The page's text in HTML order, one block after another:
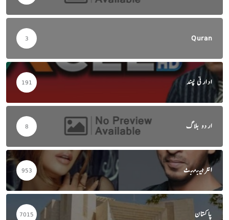
Quran
3
ادارتی پسند 191
اردو بلاگ 8
انٹرٹینمنٹ 953
پاکستان 7015